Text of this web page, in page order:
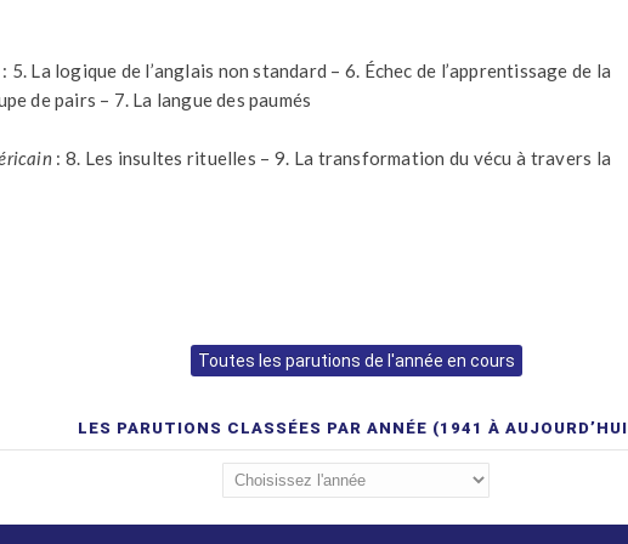
: 5. La logique de l’anglais non standard – 6. Échec de l’apprentissage de la
de pairs – 7. La langue des paumés
: 8. Les insultes rituelles – 9. La transformation du vécu à travers la
Toutes les parutions de l'année en cours
LES PARUTIONS CLASSÉES PAR ANNÉE (1941 À